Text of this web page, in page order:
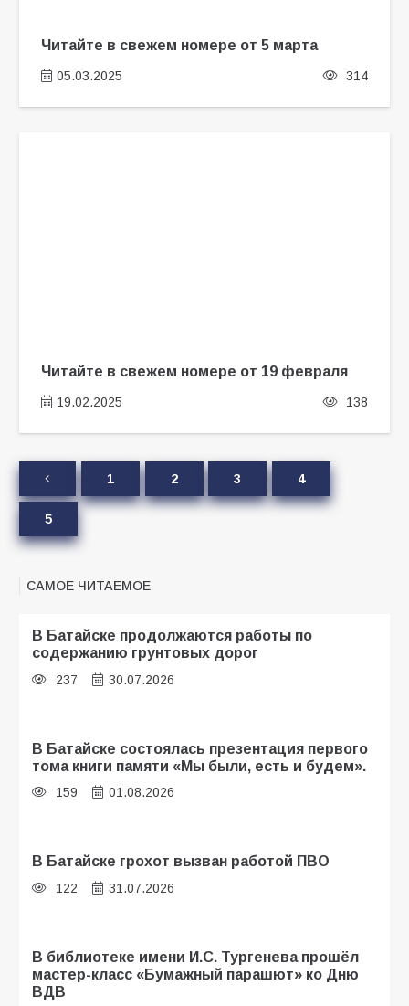
Читайте в свежем номере от 5 марта
05.03.2025 314
Читайте в свежем номере от 19 февраля
19.02.2025 138
1 2 3 4
5
САМОЕ ЧИТАЕМОЕ
В Батайске продолжаются работы по
содержанию грунтовых дорог
237 30.07.2026
В Батайске состоялась презентация первого
тома книги памяти «Мы были, есть и будем».
159 01.08.2026
В Батайске грохот вызван работой ПВО
122 31.07.2026
В библиотеке имени И.С. Тургенева прошёл
мастер-класс «Бумажный парашют» ко Дню
ВДВ